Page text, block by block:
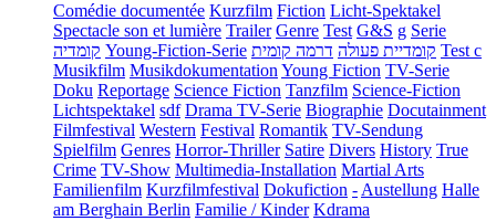
Comédie documentée Kurzfilm Fiction Licht-Spektakel
Spectacle son et lumière Trailer Genre Test G&S g Serie
קומדיה Young-Fiction-Serie קומדיית פעולה דרמה קומית
Test c
Musikfilm MusikdokumentationYoung Fiction TV-Serie
Doku Reportage Science Fiction Tanzfilm Science-Fiction
Lichtspektakel sdf Drama TV-Serie Biographie Docutainment
Filmfestival Western Festival Romantik TV-Sendung
Spielfilm Genres Horror-Thriller Satire Divers History True
Crime TV-Show Multimedia-Installation Martial Arts
Familienfilm Kurzfilmfestival Dokufiction -Austellung Halle
am Berghain Berlin Familie / Kinder Kdrama